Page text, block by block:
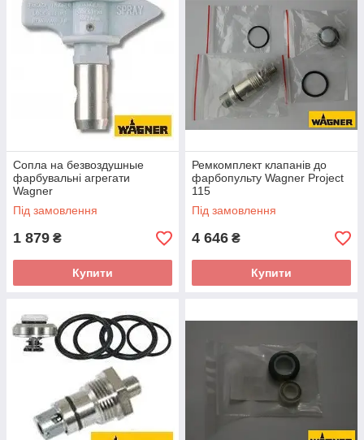
Сопла на безвоздушные
фарбувальні агрегати
Wagner
Під замовлення
1 879 ₴
Купити
Ремкомплект клапанів до
фарбопульту Wagner Project
115
Під замовлення
4 646 ₴
Купити